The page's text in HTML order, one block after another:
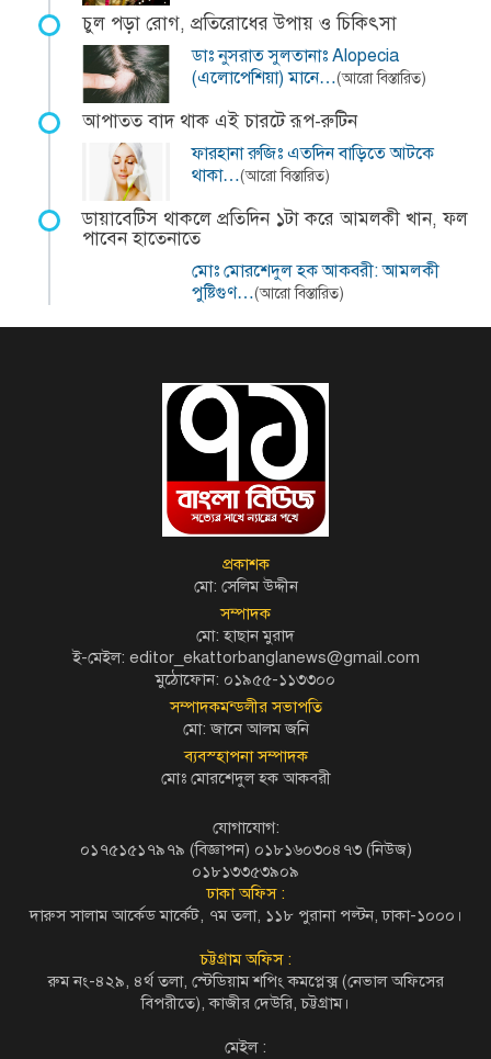
চুল পড়া রোগ, প্রতিরোধের উপায় ও চিকিৎসা
ডাঃ নুসরাত সুলতানাঃ Alopecia
(এলোপেশিয়া) মানে…(আরো বিস্তারিত)
আপাতত বাদ থাক এই চারটে রূপ-রুটিন
ফারহানা রুজিঃ এতদিন বাড়িতে আটকে
থাকা…(আরো বিস্তারিত)
ডায়াবেটিস থাকলে প্রতিদিন ১টা করে আমলকী খান, ফল
পাবেন হাতেনাতে
মোঃ মোরশেদুল হক আকবরী: আমলকী
পুষ্টিগুণ…(আরো বিস্তারিত)
প্রকাশক
মো: সেলিম উদ্দীন
সম্পাদক
মো: হাছান মুরাদ
ই-মেইল: editor_ekattorbanglanews@gmail.com
মুঠোফোন: ০১৯৫৫-১১৩৩০০
সম্পাদকমন্ডলীর সভাপতি
মো: জানে আলম জনি
ব্যবস্হাপনা সম্পাদক
মোঃ মোরশেদুল হক আকবরী
যোগাযোগ:
০১৭৫১৫১৭৯৭৯ (বিজ্ঞাপন) ০১৮১৬০৩০৪৭৩ (নিউজ)
০১৮১৩৩৫৩৯০৯
ঢাকা অফিস :
দারুস সালাম আর্কেড মার্কেট, ৭ম তলা, ১১৮ পুরানা পল্টন, ঢাকা-১০০০।
চট্টগ্রাম অফিস :
রুম নং-৪২৯, ৪র্থ তলা, স্টেডিয়াম শপিং কমপ্লেক্স (নেভাল অফিসের
বিপরীতে), কাজীর দেউরি, চট্টগ্রাম।
মেইল :